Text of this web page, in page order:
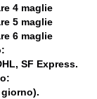
4 maglie
5 maglie
6 maglie
SF Express.